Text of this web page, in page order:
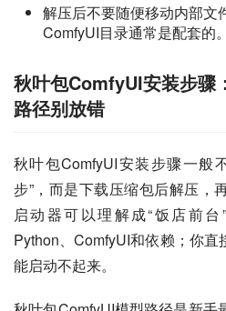
解压后不要随便移动内部文
ComfyUI目录通常是配套的。
秋叶包ComfyUI安装步骤
路径别放错
秋叶包ComfyUI安装步骤一般
步”，而是下载压缩包后解压，
启动器可以理解成“饭店前
Python、ComfyUI和依赖；你
能启动不起来。